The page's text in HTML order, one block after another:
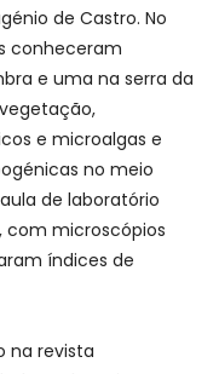
de Castro. No
conheceram
e uma na serra da
e microalgas e
no meio
de laboratório
com microscópios
índices de
na revista